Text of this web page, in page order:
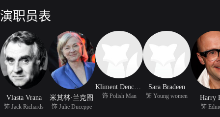
演职员表
Vlasta Vrana
饰 Jack Richards
米其林·兰克图
饰 Julie Duceppe
Kliment Denchev
饰 Polish Man
Sara Bradeen
饰 Young women Harry
饰